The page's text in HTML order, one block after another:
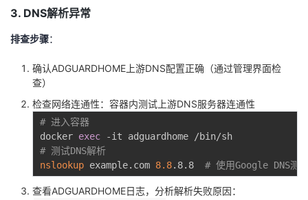
3. DNS解析异常
排查步骤：
确认ADGUARDHOME上游DNS配置正确（通过管理界面检
查）
检查网络连通性：容器内测试上游DNS服务器连通性
# 进入容器
docker exec
# 测试DNS解析
nslookup example.com 8.8.8.8 # 使用Google DNS测
查看ADGUARDHOME日志，分析解析失败原因：